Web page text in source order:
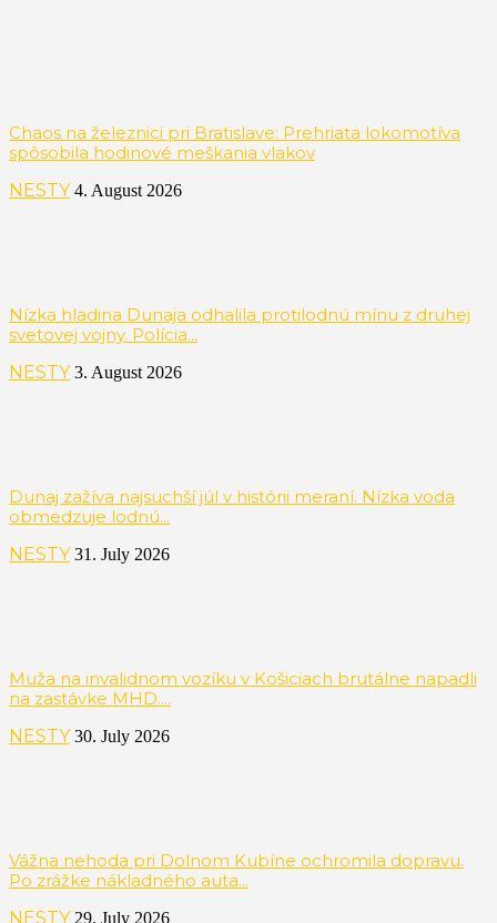
Chaos na železnici pri Bratislave: Prehriata lokomotíva
spôsobila hodinové meškania vlakov
NESTY 4. August 2026
Nízka hladina Dunaja odhalila protilodnú mínu z druhej
svetovej vojny. Polícia...
NESTY 3. August 2026
Dunaj zažíva najsuchší júl v histórii meraní. Nízka voda
obmedzuje lodnú...
NESTY 31. July 2026
Muža na invalidnom vozíku v Košiciach brutálne napadli
na zastávke MHD....
NESTY 30. July 2026
Vážna nehoda pri Dolnom Kubíne ochromila dopravu.
Po zrážke nákladného auta...
NESTY 29. July 2026